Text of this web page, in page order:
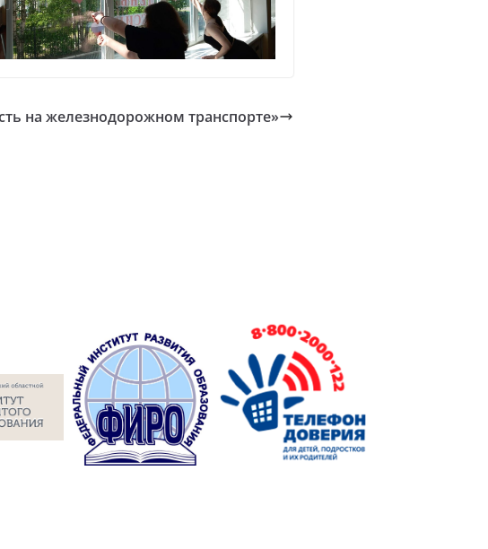
на железнодорожном транспорте»